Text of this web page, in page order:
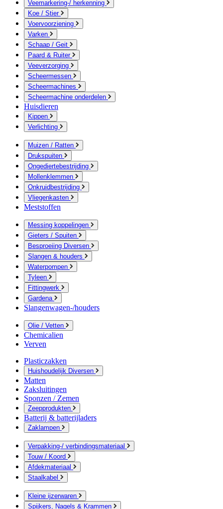
Veemarkering-/ herkenning
Koe / Stier
Voervoorziening
Varken
Schaap / Geit
Paard & Ruiter
Veeverzorging
Scheermessen
Scheermachines
Scheermachine onderdelen
Huisdieren
Kippen
Verlichting
Muizen / Ratten
Drukspuiten
Ongediertebestrijding
Mollenklemmen
Onkruidbestrijding
Vliegenkasten
Meststoffen
Messing koppelingen
Gieters / Spuiten
Besproeiing Diversen
Slangen & houders
Waterpompen
Tyleen
Fittingwerk
Gardena
Slangenwagen-/houders
Olie / Vetten
Chemicalien
Verven
Plasticzakken
Huishoudelijk Diversen
Matten
Zaksluitingen
Sponzen / Zemen
Zeepprodukten
Batterij & batterijladers
Zaklampen
Verpakking-/ verbindingsmateriaal
Touw / Koord
Afdekmateriaal
Staalkabel
Kleine ijzerwaren
Spijkers, Nagels & Krammen